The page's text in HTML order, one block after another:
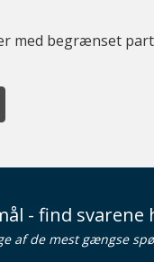
med begrænset
- find svarene
af de mest gængse